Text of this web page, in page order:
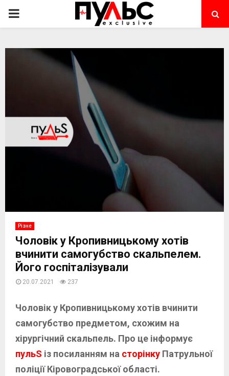
PRIMARY
Різне
Чоловік у Кропивницькому хотів
вчинити самогубство скальпелем.
Його госпіталізували
20.07.2021 237
Чоловік у Кропивницькому хотів вчинити
самогубство предметом, схожим на
хірургічний скальпель. Про це інформує
пульS із посиланням на сторінку Патрульної
поліції Кіровоградської області.